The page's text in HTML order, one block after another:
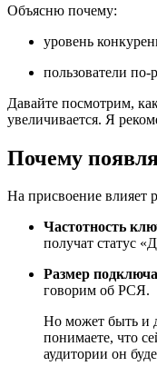
Объясню почему:
уровень
пользователи по-
Давайте посмотрим,
увеличивается. Я
Почему
На присвоение влияет
Частотность
получат статус
Размер
говорим об РСЯ.
Но может быть и
понимаете, что
аудитории он